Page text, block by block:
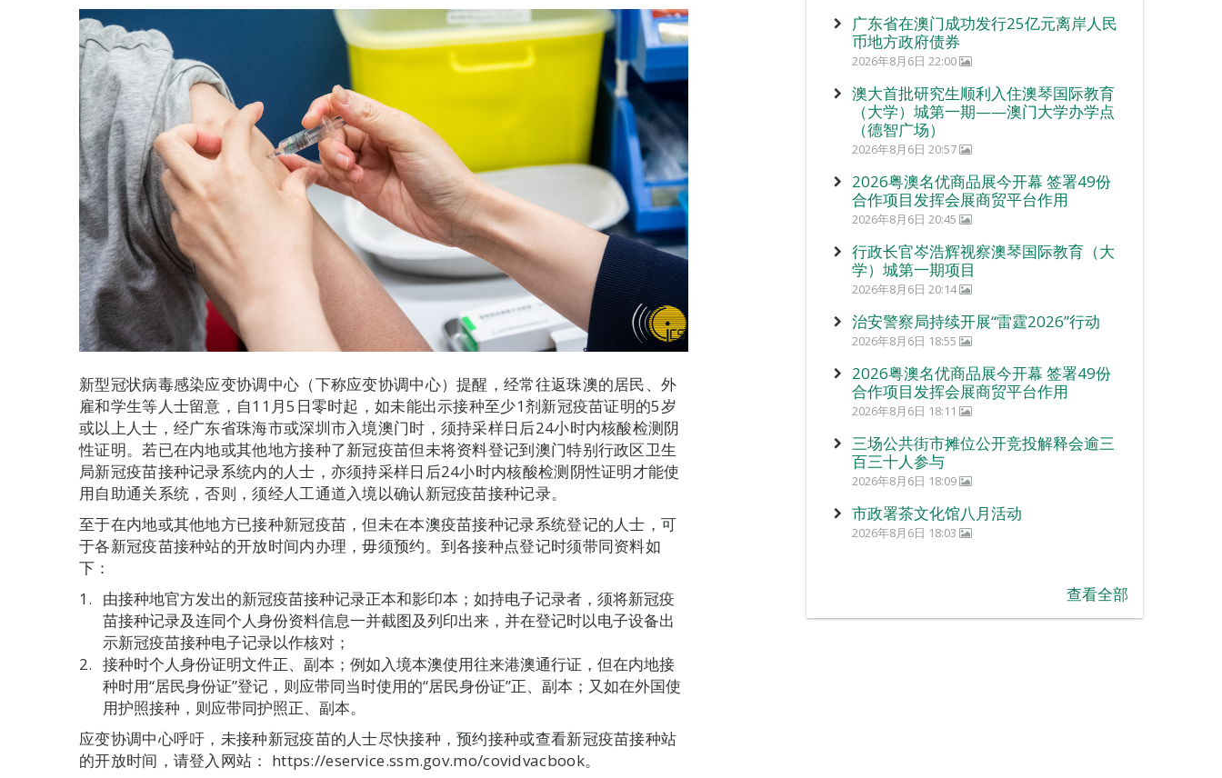
新型冠状病毒感染应变协调中心（下称应变协调中心）提醒，经常往返珠澳的居民、外
雇和学生等人士留意，自11月5日零时起，如未能出示接种至少1剂新冠疫苗证明的5岁
或以上人士，经广东省珠海市或深圳市入境澳门时，须持采样日后24小时内核酸检测阴
性证明。若已在内地或其他地方接种了新冠疫苗但未将资料登记到澳门特别行政区卫生
局新冠疫苗接种记录系统内的人士，亦须持采样日后24小时内核酸检测阴性证明才能使
用自助通关系统，否则，须经人工通道入境以确认新冠疫苗接种记录。
至于在内地或其他地方已接种新冠疫苗，但未在本澳疫苗接种记录系统登记的人士，可
于各新冠疫苗接种站的开放时间内办理，毋须预约。到各接种点登记时须带同资料如
下：
由接种地官方发出的新冠疫苗接种记录正本和影印本；如持电子记录者，须将新冠疫
苗接种记录及连同个人身份资料信息一并截图及列印出来，并在登记时以电子设备出
示新冠疫苗接种电子记录以作核对；
接种时个人身份证明文件正、副本；例如入境本澳使用往来港澳通行证，但在内地接
种时用“居民身份证”登记，则应带同当时使用的“居民身份证”正、副本；又如在外国使
用护照接种，则应带同护照正、副本。
应变协调中心呼吁，未接种新冠疫苗的人士尽快接种，预约接种或查看新冠疫苗接种站
的开放时间，请登入网站： https://eservice.ssm.gov.mo/covidvacbook。
广东省在澳门成功发行25亿元离岸人民
币地方政府债券
2026年8月6日 22:00
澳大首批研究生顺利入住澳琴国际教育
（大学）城第一期——澳门大学办学点
（德智广场）
2026年8月6日 20:57
2026粤澳名优商品展今开幕 签署49份
合作项目发挥会展商贸平台作用
2026年8月6日 20:45
行政长官岑浩辉视察澳琴国际教育（大
学）城第一期项目
2026年8月6日 20:14
治安警察局持续开展“雷霆2026”行动
2026年8月6日 18:55
2026粤澳名优商品展今开幕 签署49份
合作项目发挥会展商贸平台作用
2026年8月6日 18:11
三场公共街市摊位公开竞投解释会逾三
百三十人参与
2026年8月6日 18:09
市政署茶文化馆八月活动
2026年8月6日 18:03
查看全部